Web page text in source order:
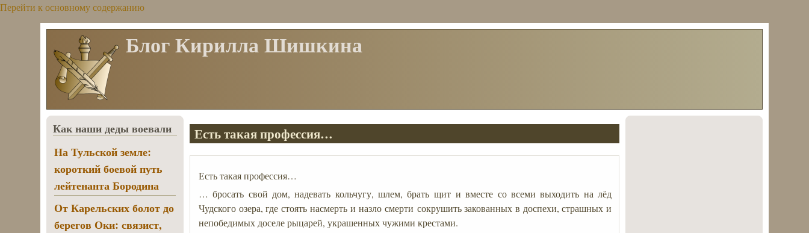
Перейти к основному содержанию
Блог Кирилла Шишкина
Есть такая профессия…
Есть такая профессия…
… бросать свой дом, надевать кольчугу, шлем, брать щит и вместе со всеми выходить на лёд
Чудского озера, где стоять насмерть и назло смерти сокрушить закованных в доспехи, страшных и
непобедимых доселе рыцарей, украшенных чужими крестами.
Как наши деды воевали
На Тульской земле:
короткий боевой путь
лейтенанта Бородина
От Карельских болот до
берегов Оки: связист,